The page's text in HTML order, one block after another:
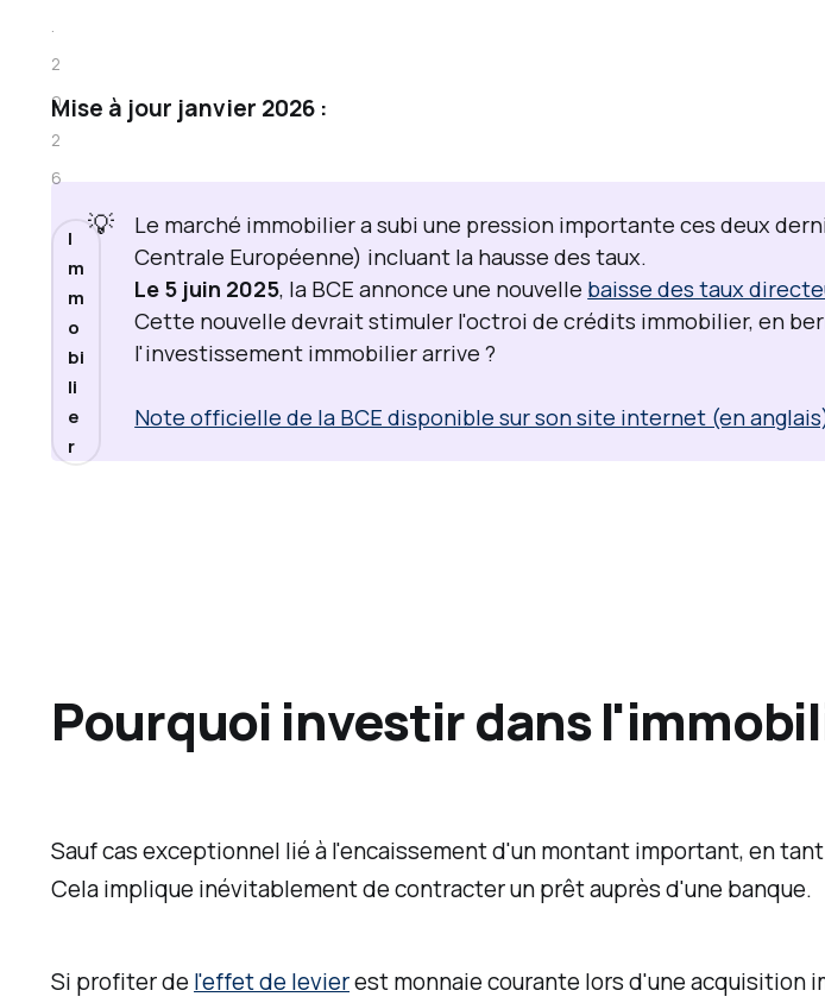
Mise à jour janvier 2026 :
💡 Le marché immobilier a subi une pression importante ces deux
Centrale Européenne) incluant la hausse des taux.
Le 5 juin 2025, la BCE annonce une nouvelle baisse des taux
Cette nouvelle devrait stimuler l'octroi de crédits immobilier, en
l'investissement immobilier arrive ?
Note officielle de la BCE disponible sur son site internet (en
Pourquoi investir dans
Sauf cas exceptionnel lié à l'encaissement d'un montant important, en
Cela implique inévitablement de contracter un prêt auprès d'une banque.
Si profiter de l'effet de levierest monnaie courante lors d'une acquisition
r
t
i
f
o
n
i
l
e
.
2
0
2
6
I
m
m
o
bi
li
e
r